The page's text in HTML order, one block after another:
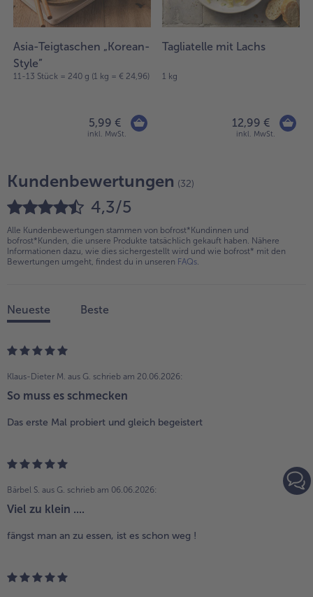
Asia-Teigtaschen „Korean-
Style”
11-13 Stück = 240 g (1 kg = € 24,96)
5,99 €
inkl. MwSt.
Tagliatelle mit Lachs
1 kg
12,99 €
inkl. MwSt.
Kundenbewertungen (32)
4,3/5
Alle Kundenbewertungen stammen von bofrost*Kundinnen und
bofrost*Kunden, die unsere Produkte tatsächlich gekauft haben. Nähere
Informationen dazu, wie dies sichergestellt wird und wie bofrost* mit den
Bewertungen umgeht, findest du in unseren FAQs.
Neueste Beste
Klaus-Dieter M. aus G. schrieb am 20.06.2026:
So muss es schmecken
Das erste Mal probiert und gleich begeistert
Bärbel S. aus G. schrieb am 06.06.2026:
Viel zu klein ....
fängst man an zu essen, ist es schon weg !